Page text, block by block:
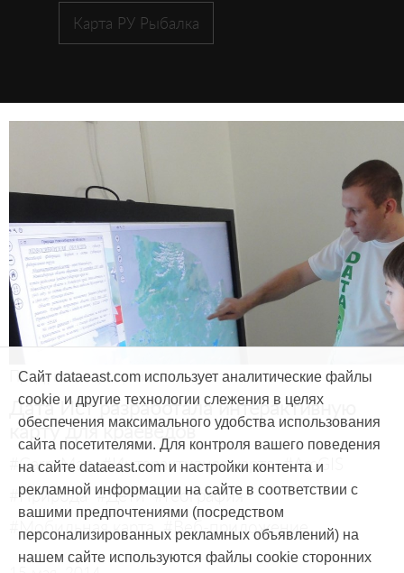
Карта РУ Рыбалка
Продукты и услуги
Дата Ист разработала интерактивную
карту для краеведов
#CarryMap #Интерактивная карта #ArcGIS
#Природа #Дети #География
#Мобильная карта #Веб-приложение
Сайт dataeast.com использует аналитические файлы
cookie и другие технологии слежения в целях
обеспечения максимального удобства использования
сайта посетителями. Для контроля вашего поведения
на сайте dataeast.com и настройки контента и
рекламной информации на сайте в соответствии с
вашими предпочтениями (посредством
персонализированных рекламных объявлений) на
нашем сайте используются файлы cookie сторонних